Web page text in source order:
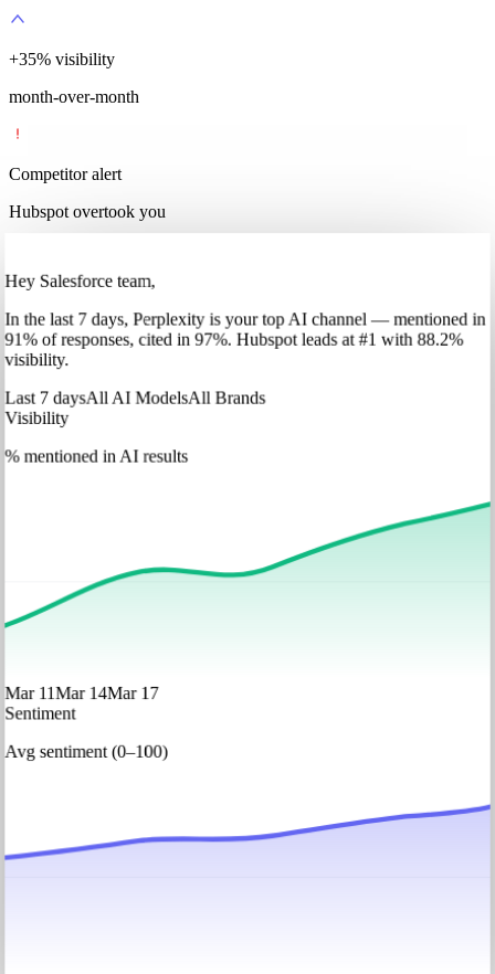
+35% visibility
month-over-month
Competitor alert
Hubspot overtook you
Hey Salesforce team,
Inthe last 7 days, Perplexityis your top AI channel — mentioned in
91% of responses, cited in 97%. Hubspotleads at #1 with 88.2%
visibility.
Last 7 daysAll AI ModelsAll Brands
Visibility
% mentioned in AI results
Mar 11Mar 14Mar 17
Sentiment
Avg sentiment (0–100)